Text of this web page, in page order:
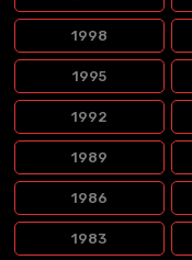
1998
1995
1992
1989
1986
1983